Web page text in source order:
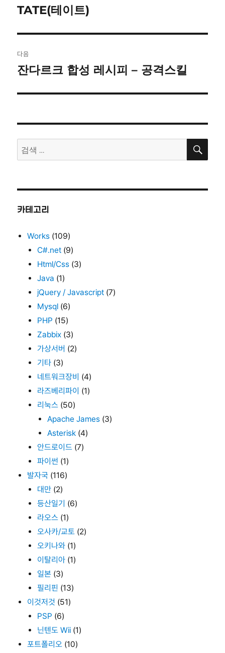
탐
이
글:
TATE(테이트)
다음
다
글:
잔다르크 합성 레시피 – 공격스킬
검
색:
검
카테고리
Works (109)
C#.net (9)
Html/Css (3)
Java (1)
jQuery / Javascript (7)
Mysql (6)
PHP (15)
Zabbix (3)
가상서버 (2)
기타 (3)
네트워크장비 (4)
라즈베리파이 (1)
리눅스 (50)
Apache James (3)
Asterisk (4)
안드로이드 (7)
파이썬 (1)
발자국 (116)
대만 (2)
등산일기 (6)
라오스 (1)
오사카/교토 (2)
오키나와 (1)
이탈리아 (1)
일본 (3)
필리핀 (13)
이것저것 (51)
PSP (6)
닌텐도 Wii (1)
포트폴리오 (10)